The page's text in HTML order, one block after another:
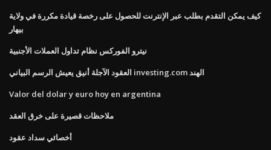
كيف يمكن التقدم بطلب عبر الإنترنت للحصول على رخصة قيادة مكررة في ولاية
بيهار
نيترو الفوركس نظام تداول العملات الأجنبية
العقود الآجلة أنيق يعيش الرسم البياني investing.com الهند
Valor del dolar y euro hoy en argentina
ملاحظات قصيرة على خرق العقد
أخصائي سداد عقود